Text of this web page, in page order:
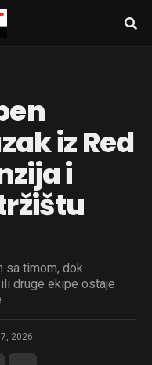
iz Red
i
sa timom, dok
druge ekipe ostaje
2026